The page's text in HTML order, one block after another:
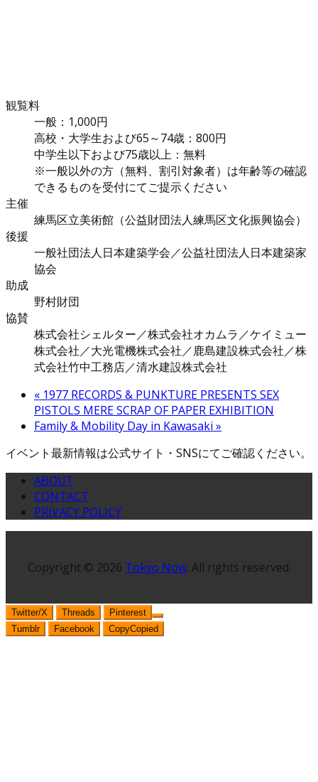
観覧料
一般：1,000円
高校・大学生および65～74歳：800円
中学生以下および75歳以上：無料
※一般以外の方（無料、割引対象者）は年齢等の確認
できるものを受付にてご提示ください
主催
練馬区立美術館（公益財団法人練馬区文化振興協会）
後援
一般社団法人日本建築学会／公益社団法人日本建築家
協会
助成
野村財団
協賛
株式会社シェルター／株式会社オカムラ／ケイミュー
株式会社／大光電機株式会社／鹿島建設株式会社／株
式会社竹中工務店／清水建設株式会社
« 1977 RECORDS & PUNKTURE PRESENTS SEX
PISTOLS MERE SCRAP OF PAPER EXHIBITION
Family & Mobility Day in Kawasaki »
イベント最新情報は公式サイト・SNSにてご確認ください。
ABOUT
CONTACT
PRIVACY POLICY
Copyright © 2026 Tokyo Now. All rights reserved.
Twitter/X Threads
Pinterest
Tumblr
Facebook CopyCopied